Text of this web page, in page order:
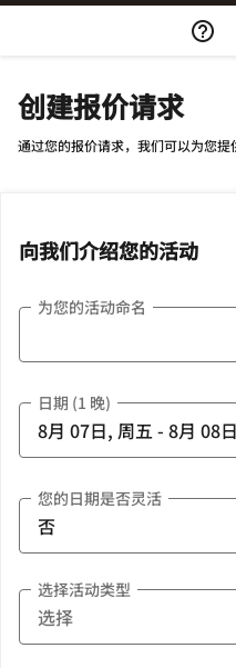
Skip To Content
创建报价请求
通过您的报价请求，我们可以为您提
向我们介绍您的活动
为您的活动命名
日期 (1 晚)
您的日期是否灵活
选择活动类型